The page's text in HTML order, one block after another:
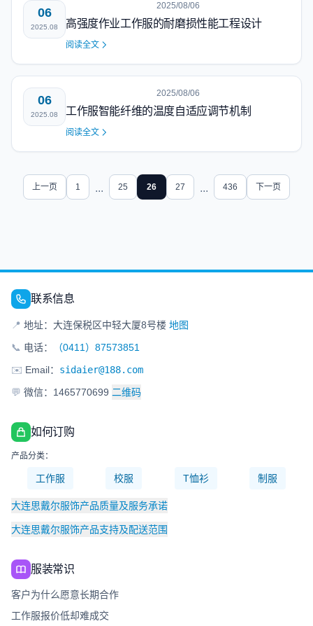
06
2025.08
2025/08/06
高强度作业工作服的耐磨损性能工程设计
阅读全文
06
2025.08
2025/08/06
工作服智能纤维的温度自适应调节机制
阅读全文
上一页 1 ... 25 26 27 ... 436 下一页
联系信息
📍 地址：大连保税区中轻大厦8号楼 地图
📞 电话：
（0411）87573851
✉️ Email： sidaier@188.com
💬 微信：1465770699 二维码
如何订购
产品分类：
工作服 校服 T恤衫 制服
大连思戴尔服饰产品质量及服务承诺
大连思戴尔服饰产品支持及配送范围
服装常识
客户为什么愿意长期合作
工作服报价低却难成交